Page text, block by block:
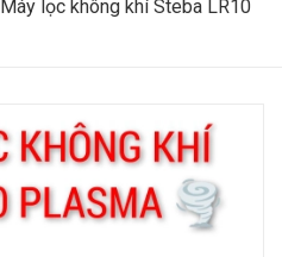
Máy lọc không khí Steba LR10